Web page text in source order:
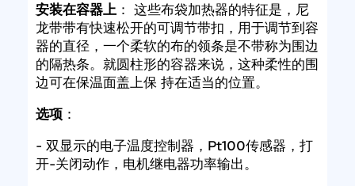
安装在容器上： 这些布袋加热器的特征是，尼
龙带带有快速松开的可调节带扣，用于调节到容
器的直径，一个柔软的布的领条是不带称为围边
的隔热条。就圆柱形的容器来说，这种柔性的围
边可在保温面盖上保 持在适当的位置。
选项：
- 双显示的电子温度控制器，Pt100传感器，打
开-关闭动作，电机继电器功率输出。